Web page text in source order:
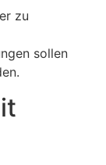
zu
sollen